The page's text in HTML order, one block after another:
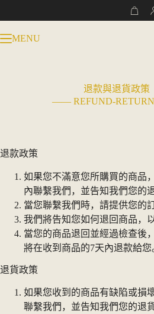
过
内
购
MENU
退款與退貨政策
—— REFUND-
退款政策
如果您不滿意您所購買的商品
內聯繫我們，並告知我們您的
當您聯繫我們時，請提供您的
我們將告知您如何退回商品，
當您的商品退回並經過檢查後
將在收到商品的7天內退款給您
退貨政策
如果您收到的商品有缺陷或損
聯繫我們，並告知我們您的退